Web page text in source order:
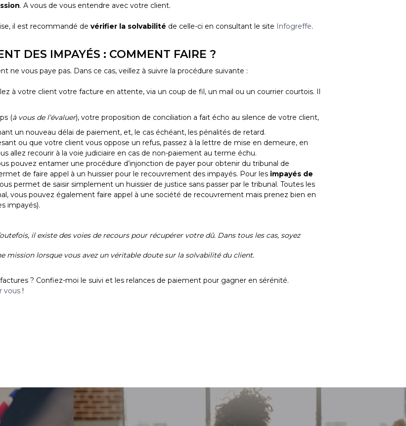
. A vous de vous entendre avec votre client.
il est recommandé de vérifier la solvabilité de celle-ci en consultant le site Infogreffe.
DES IMPAYÉS : COMMENT FAIRE ?
ne vous paye pas. Dans ce cas, veillez à suivre la procédure suivante :
à votre client votre facture en attente, via un coup de fil, un mail ou un courrier courtois. Il
(à vous de l’évaluer), votre proposition de conciliation a fait écho au silence de votre client,
un nouveau délai de paiement, et, le cas échéant, les pénalités de retard.
ou que votre client vous oppose un refus, passez à la lettre de mise en demeure, en
allez recourir à la voie judiciaire en cas de non-paiement au terme échu.
pouvez entamer une procédure d’injonction de payer pour obtenir du tribunal de
de faire appel à un huissier pour le recouvrement des impayés. Pour les impayés de
permet de saisir simplement un huissier de justice sans passer par le tribunal. Toutes les
vous pouvez également faire appel à une société de recouvrement mais prenez bien en
impayés).
il existe des voies de recours pour récupérer votre dû. Dans tous les cas, soyez
mission lorsque vous avez un véritable doute sur la solvabilité du client.
? Confiez-moi le suivi et les relances de paiement pour gagner en sérénité.
vous !